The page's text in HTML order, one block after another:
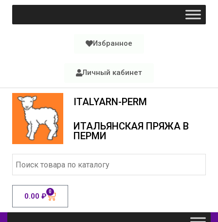
Избранное
Личный кабинет
ITALYARN-PERM
ИТАЛЬЯНСКАЯ ПРЯЖА В
ПЕРМИ
0.00 ₽ 0